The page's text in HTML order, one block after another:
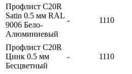
Профлист С20R
Satin 0.5 мм RAL
9006 Бело-
Алюминиевый
- 1110
Профлист С20R
Цинк 0.5 мм
Бесцветный
- 1110